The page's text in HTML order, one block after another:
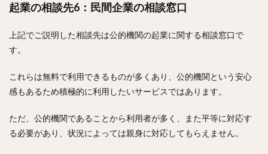
起業の相談先6：民間企業の相談窓口
上記でご説明した相談先は公的機関の起業に関する相談窓口で
す。
これらは無料で利用できるものが多くあり、公的機関という安心
感もあるため積極的に利用したいサービスではあります。
ただ、公的機関であることから利用者が多く、また平等に対応す
る必要があり、状況によっては親身に対応してもらえません。